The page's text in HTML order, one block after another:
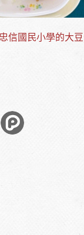
信國民小學的大